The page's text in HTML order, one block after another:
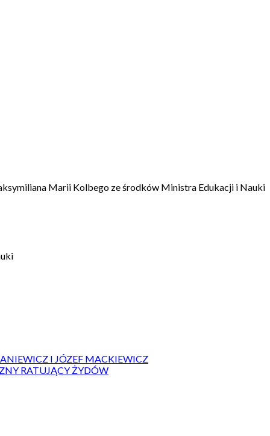
Marii Kolbego ze środków Ministra Edukacji i Nauki
I JÓZEF MACKIEWICZ
RATUJĄCY ŻYDÓW